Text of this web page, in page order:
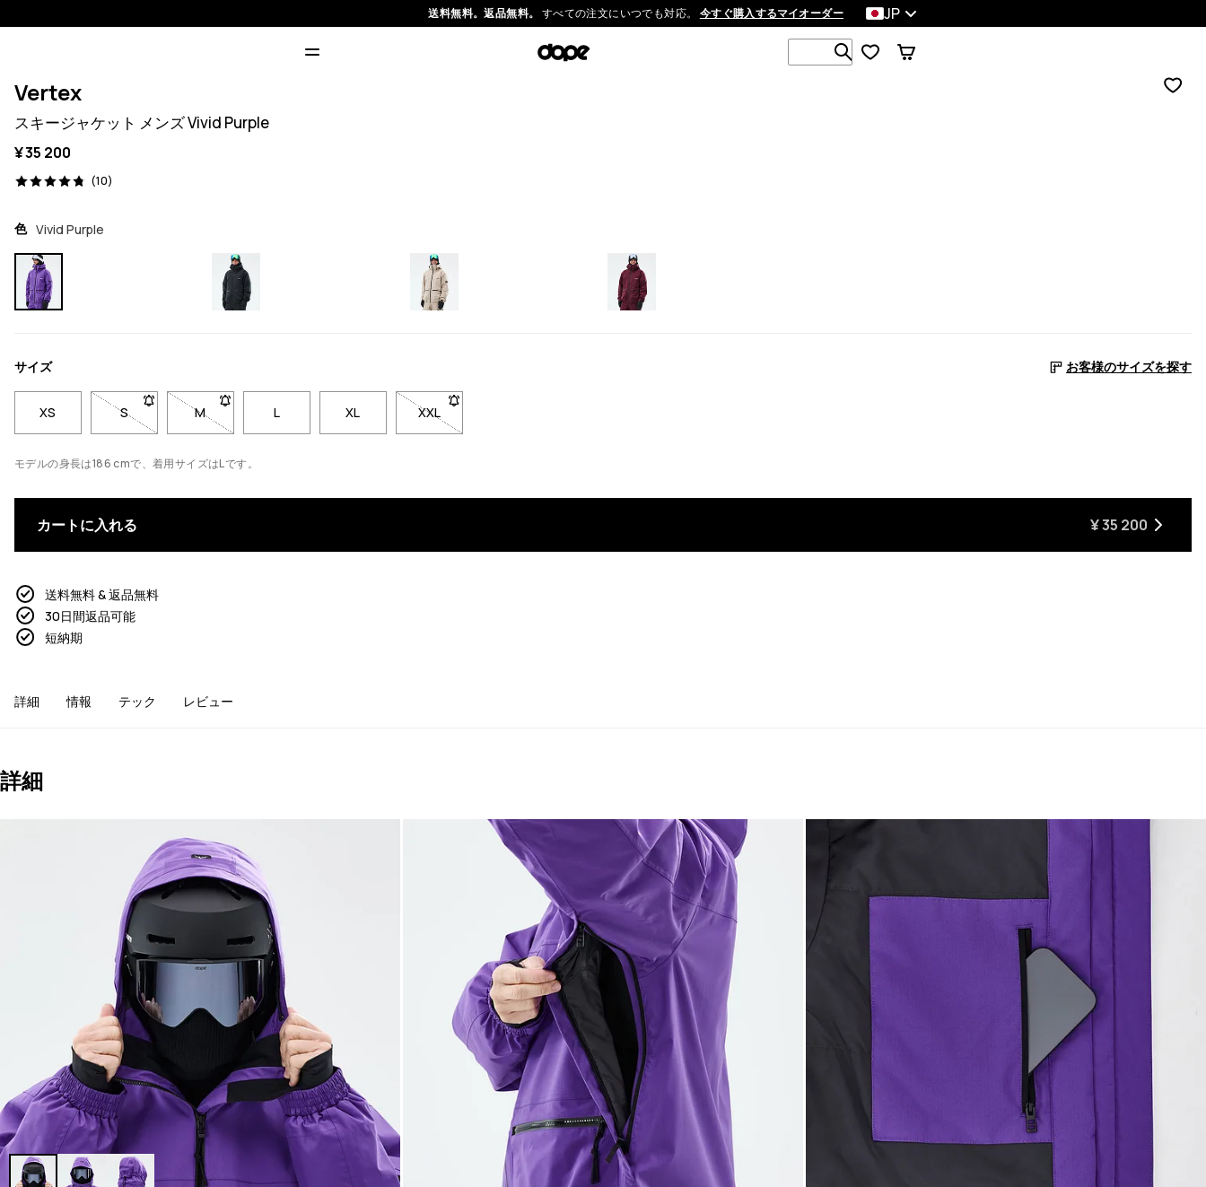
送料無料。返品無料。 すべての注文にいつでも対応。 今すぐ購入するマイオーダー JP
1 000以上の商品を検索
Vertex
スキージャケット メンズ Vivid Purple
¥ 35 200
(10)
10 レビュー, 4.8/5
色 Vivid Purple
サイズ お客様のサイズを探す
XS S- サイズSは在庫切れです。在庫が戻ったときに通知を受けるにはクリックしてください
M- サイズMは在庫切れです。在庫が戻ったときに通知を受けるにはクリックしてください
L XL XXL- サイズXXLは在庫切れです。在庫が戻ったときに通知を受けるにはクリックしてください
モデルの身長は186 cmで、着用サイズはLです。
カートに入れる ¥ 35 200
送料無料 & 返品無料
30日間返品可能
短納期
詳細 情報 テック レビュー
詳細